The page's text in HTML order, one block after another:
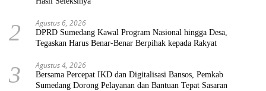
2 Agustus 6, 2026
DPRD Sumedang Kawal Program Nasional hingga Desa,
Tegaskan Harus Benar-Benar Berpihak kepada Rakyat
3 Agustus 4, 2026
Bersama Percepat IKD dan Digitalisasi Bansos, Pemkab
Sumedang Dorong Pelayanan dan Bantuan Tepat Sasaran